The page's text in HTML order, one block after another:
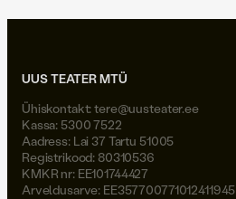
UUS TEATER MTÜ
Ühiskontakt:tere@uusteater.ee
Kassa: 5300 7522
Aadress: Lai 37 Tartu 51005
Registrikood: 80310536
KMKR nr: EE101744427
Arveldusarve: EE357700771012411945